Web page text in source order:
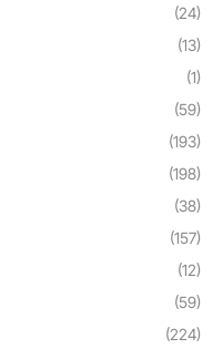
(24)
(13)
(1)
(59)
(193)
(198)
(38)
(157)
(12)
(59)
(224)